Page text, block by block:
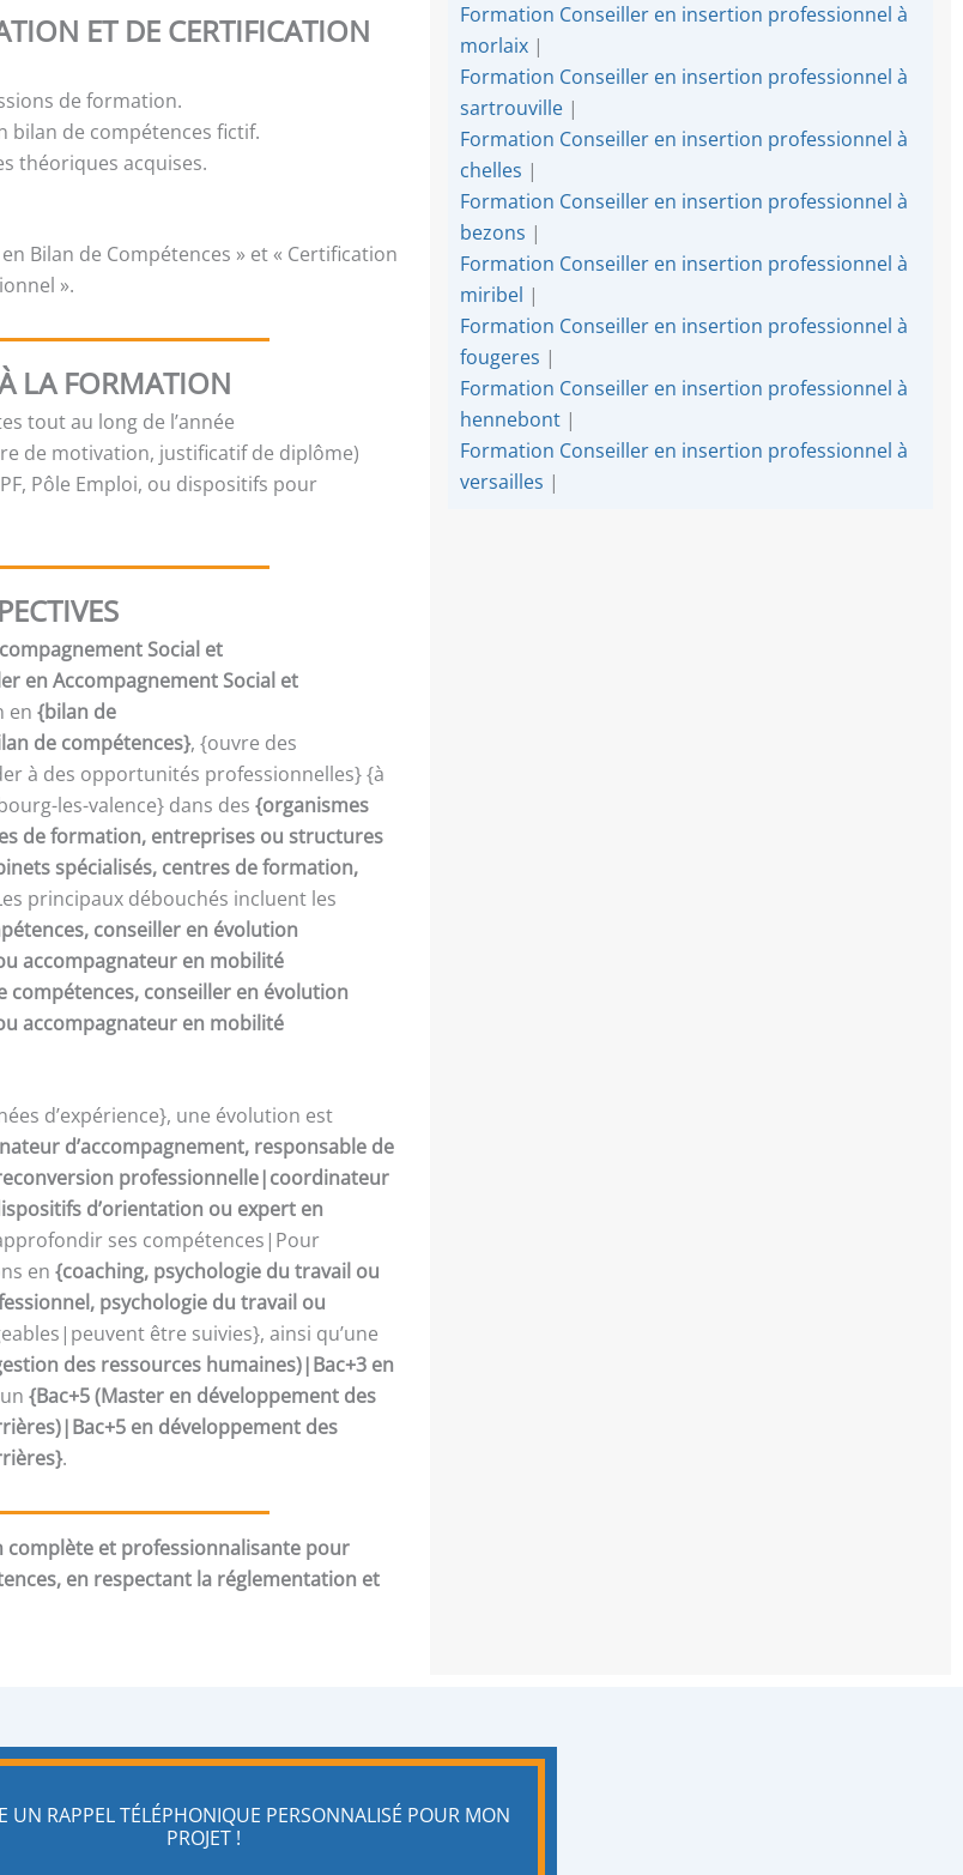
ET DE CERTIFICATION
de formation.
bilan de compétences fictif.
théoriques acquises.
Bilan de Compétences » et « Certification
».
LA FORMATION
tout au long de l’année
de motivation, justificatif de diplôme)
Pôle Emploi, ou dispositifs pour
Social et
en Accompagnement Social et
en{bilan de
de compétences}, {ouvre des
à des opportunités professionnelles} {à
les-valence} dans des{organismes
de formation, entreprises ou structures
spécialisés, centres de formation,
principaux débouchés incluent les
conseiller en évolution
accompagnateur en mobilité
conseiller en évolution
accompagnateur en mobilité
d’expérience}, une évolution est
d’accompagnement, responsable de
professionnelle|coordinateur
d’orientation ou expert en
ses compétences|Pour
en{coaching, psychologie du travail ou
psychologie du travail ou
être suivies}, ainsi qu’une
des ressources humaines)|Bac+3 en
{Bac+5 (Master en développement des
en développement des
.
et professionnalisante pour
en respectant la réglementation et
Formation Conseiller en insertion professionnel à
morlaix |
Formation Conseiller en insertion professionnel à
sartrouville |
Formation Conseiller en insertion professionnel à
chelles |
Formation Conseiller en insertion professionnel à
bezons |
Formation Conseiller en insertion professionnel à
miribel |
Formation Conseiller en insertion professionnel à
fougeres |
Formation Conseiller en insertion professionnel à
hennebont |
Formation Conseiller en insertion professionnel à
versailles |
UN RAPPEL TÉLÉPHONIQUE PERSONNALISÉ POUR MON
PROJET !